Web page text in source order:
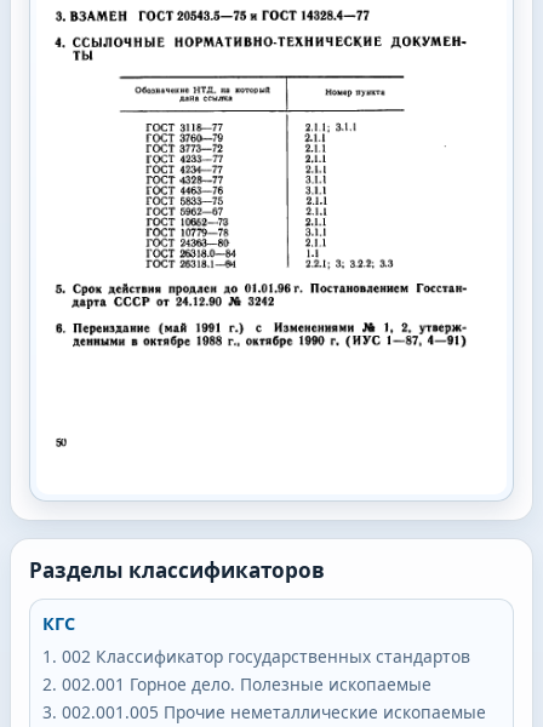
Разделы классификаторов
КГС
002 Классификатор государственных стандартов
002.001 Горное дело. Полезные ископаемые
002.001.005 Прочие неметаллические ископаемые